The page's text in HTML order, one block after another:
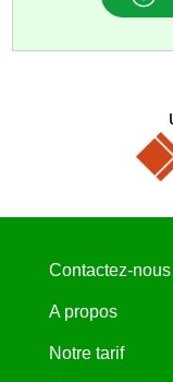
Contactez-nous
A propos
Notre tarif